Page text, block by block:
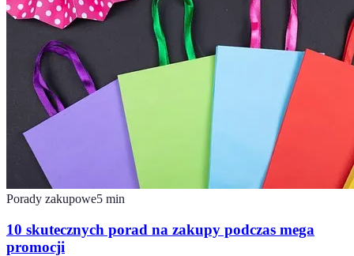
Porady zakupowe5 min
10 skutecznych porad na zakupy podczas mega
promocji